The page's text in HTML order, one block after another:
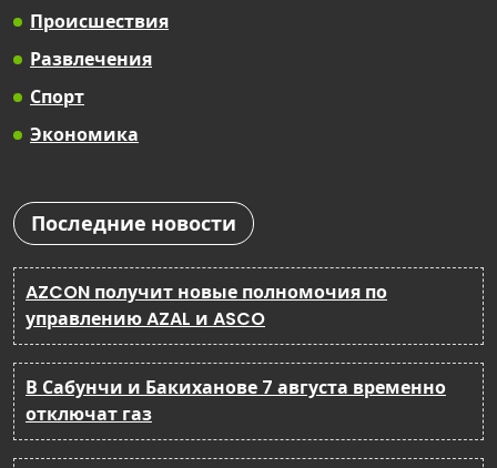
Происшествия
Развлечения
Спорт
Экономика
Последние новости
AZCON получит новые полномочия по
управлению AZAL и ASCO
В Сабунчи и Бакиханове 7 августа временно
отключат газ